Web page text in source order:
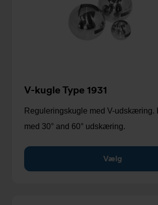
V-kugle Type 1931
Reguleringskugle med V-udskæring.
med 30° and 60° udskæring.
Vælg